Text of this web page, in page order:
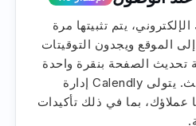
يتم تثبيتها مرة
الموقع ويجدون التوقيتات
تحديث الصفحة بنقرة واحدة
وعلامة واضحة لآخر تحديث. يتولى Calendly إدارة
عملاؤك، بما في ذلك تأكيدات